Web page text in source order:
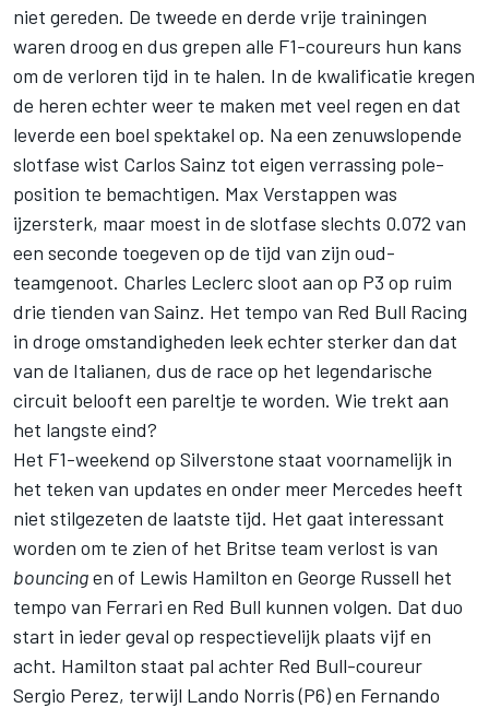
niet gereden. De tweede en derde vrije trainingen
waren droog en dus grepen alle F1-coureurs hun kans
om de verloren tijd in te halen. In de kwalificatie kregen
de heren echter weer te maken met veel regen en dat
leverde een boel spektakel op. Na een zenuwslopende
slotfase wist Carlos Sainz tot eigen verrassing pole-
position te bemachtigen. Max Verstappen was
ijzersterk, maar moest in de slotfase slechts 0.072 van
een seconde toegeven op de tijd van zijn oud-
teamgenoot. Charles Leclerc sloot aan op P3 op ruim
drie tienden van Sainz. Het tempo van Red Bull Racing
in droge omstandigheden leek echter sterker dan dat
van de Italianen, dus de race op het legendarische
circuit belooft een pareltje te worden. Wie trekt aan
het langste eind?
Het F1-weekend op Silverstone staat voornamelijk in
het teken van updates en onder meer Mercedes heeft
niet stilgezeten de laatste tijd. Het gaat interessant
worden om te zien of het Britse team verlost is van
bouncingen of Lewis Hamilton en George Russell het
tempo van Ferrari en Red Bull kunnen volgen. Dat duo
start in ieder geval op respectievelijk plaats vijf en
acht. Hamilton staat pal achter Red Bull-coureur
Sergio Perez, terwijl Lando Norris (P6) en Fernando